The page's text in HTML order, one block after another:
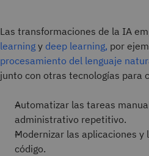
Las transformaciones de la IA
learning y deep learning, por
procesamiento del lenguaje
junto con otras tecnologías para
Automatizar las tareas
administrativo repetitivo.
Modernizar las aplicaciones y
código.